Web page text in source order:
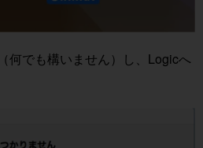
何でも構いません）し、Logicへ